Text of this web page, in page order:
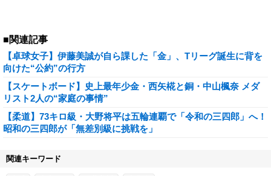
■関連記事
【卓球女子】伊藤美誠が自ら課した「金」、Tリーグ誕生に背を
向けた“公約”の行方
【スケートボード】史上最年少金・西矢椛と銅・中山楓奈 メダ
リスト2人の“家庭の事情”
【柔道】73キロ級・大野将平は五輪連覇で「令和の三四郎」へ！
昭和の三四郎が「無差別級に挑戦を」
関連キーワード